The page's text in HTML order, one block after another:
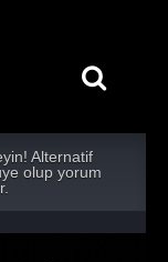
Alternatif
olup yorum